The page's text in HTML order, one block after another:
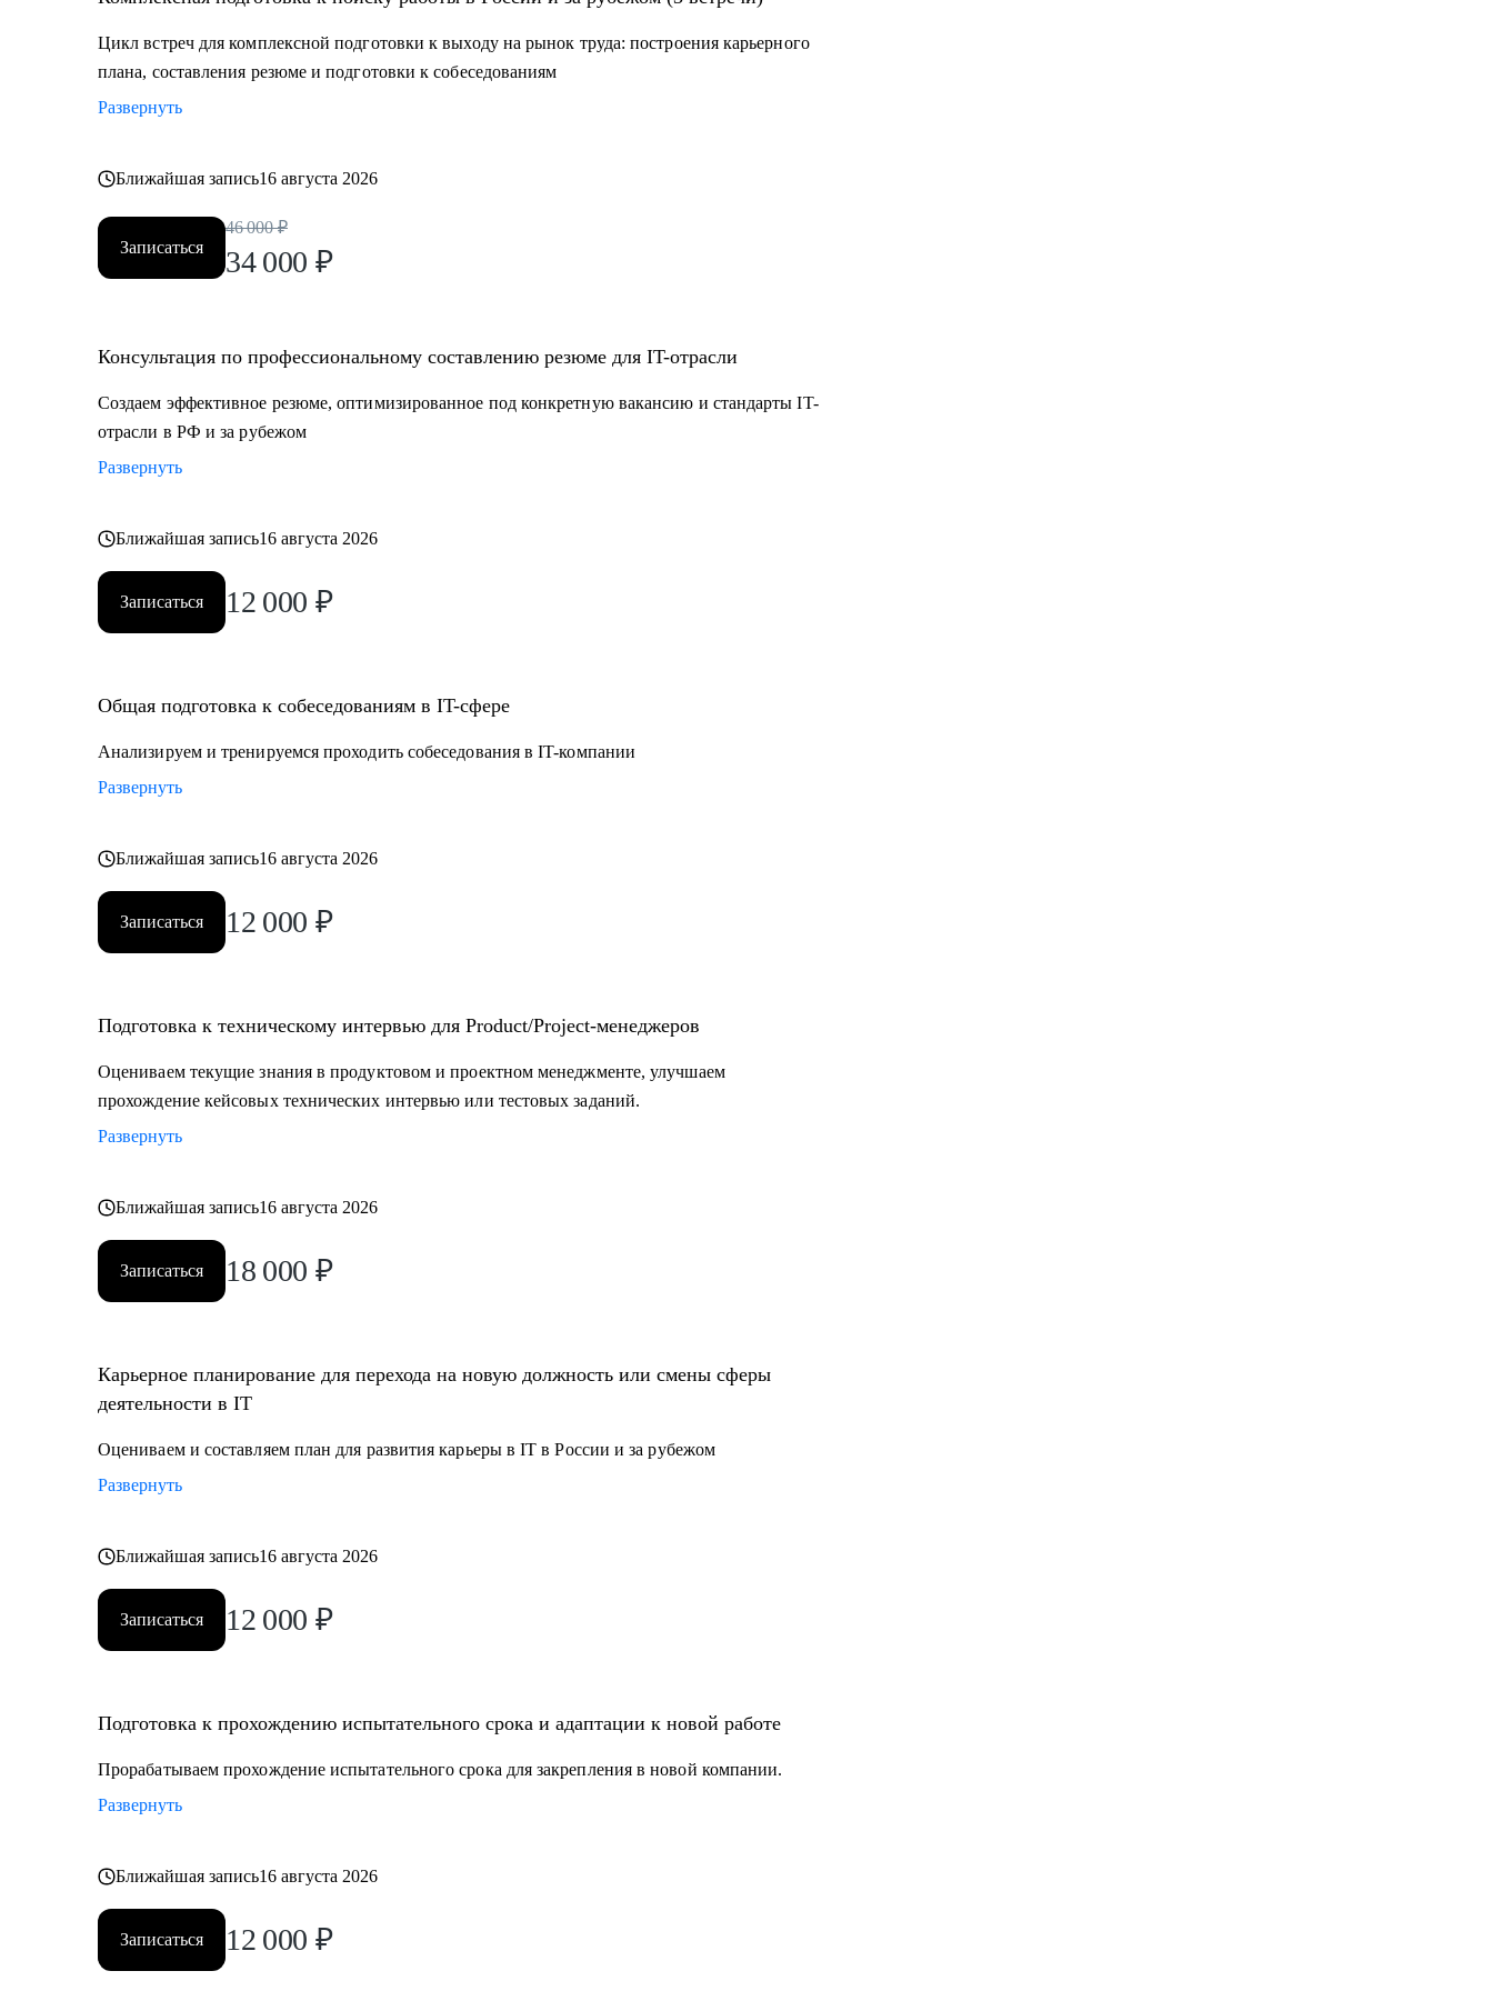
Цикл встреч для комплексной подготовки к выходу на рынок труда: построения карьерного
плана, составления резюме и подготовки к собеседованиям
Развернуть
Ближайшая запись16 августа 2026
Записаться
46 000 ₽
34 000 ₽
Консультация по профессиональному составлению резюме для IT-отрасли
Создаем эффективное резюме, оптимизированное под конкретную вакансию и стандарты IT-
отрасли в РФ и за рубежом
Развернуть
Ближайшая запись16 августа 2026
Записаться 12 000 ₽
Общая подготовка к собеседованиям в IT-сфере
Анализируем и тренируемся проходить собеседования в IT-компании
Развернуть
Ближайшая запись16 августа 2026
Записаться 12 000 ₽
Подготовка к техническому интервью для Product/Project-менеджеров
Оцениваем текущие знания в продуктовом и проектном менеджменте, улучшаем
прохождение кейсовых технических интервью или тестовых заданий.
Развернуть
Ближайшая запись16 августа 2026
Записаться 18 000 ₽
Карьерное планирование для перехода на новую должность или смены сферы
деятельности в IT
Оцениваем и составляем план для развития карьеры в IT в России и за рубежом
Развернуть
Ближайшая запись16 августа 2026
Записаться 12 000 ₽
Подготовка к прохождению испытательного срока и адаптации к новой работе
Прорабатываем прохождение испытательного срока для закрепления в новой компании.
Развернуть
Ближайшая запись16 августа 2026
Записаться 12 000 ₽